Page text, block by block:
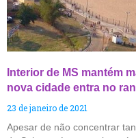
Interior de MS mantém
nova cidade entra no
23 de janeiro de 2021
Apesar de não concentrar